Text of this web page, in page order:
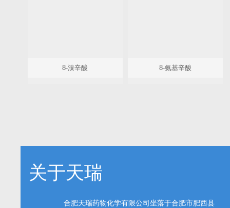
8-溴辛酸 8-氨基辛酸
关于天瑞
合肥天瑞药物化学有限公司坐落于合肥市肥西县